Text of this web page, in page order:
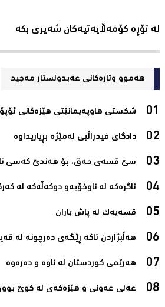
لە تۆڕە کۆمەڵایەتیەکان شەیری بکە
هەموو وتارەکانی عه‌بدولستار مه‌جید
شكستی هاوپەیمانێتی هێزەكانی
دادگای فیدراڵیی لەمێژە بڕیاریداوە‌
سێ قسەی حەق، بۆ هەندێ کەسی
ئاگرەکە لە ناوخۆیەو دوکەڵەکە لە
قسەیەک لە پاش باران ‌
هەرێمی کوردستان لە ناوە و دەرەوە‌
عەلی عەونی و هێزەکەی لە کوێ